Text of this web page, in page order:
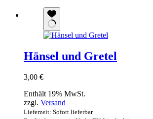
Hänsel und Gretel
3,00 €
Enthält 19% MwSt.
zzgl. Versand
Lieferzeit: Sofort lieferbar